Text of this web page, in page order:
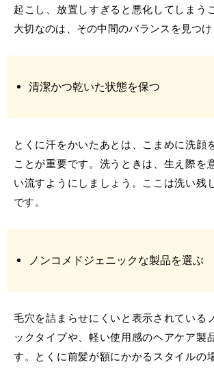
起こし、放置しすぎると悪化してしまう
大切なのは、その中間のバランスを見つけ
清潔かつ乾いた状態を保つ
とくに汗をかいたあとは、こまめに洗顔
ことが重要です。洗うときは、生え際を
い流すようにしましょう。ここは洗い残
です。
ノンコメドジェニックな製品を選ぶ
毛穴を詰まらせにくいと表示されている
ックタイプや、軽い使用感のヘアケア製
す。とくに前髪が額にかかるスタイルの